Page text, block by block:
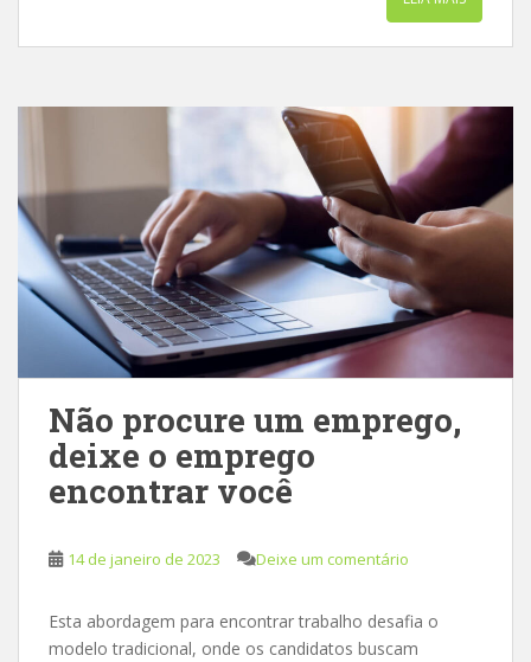
Não procure um emprego,
deixe o emprego
encontrar você
14 de janeiro de 2023 Deixe um comentário
Esta abordagem para encontrar trabalho desafia o
modelo tradicional, onde os candidatos buscam